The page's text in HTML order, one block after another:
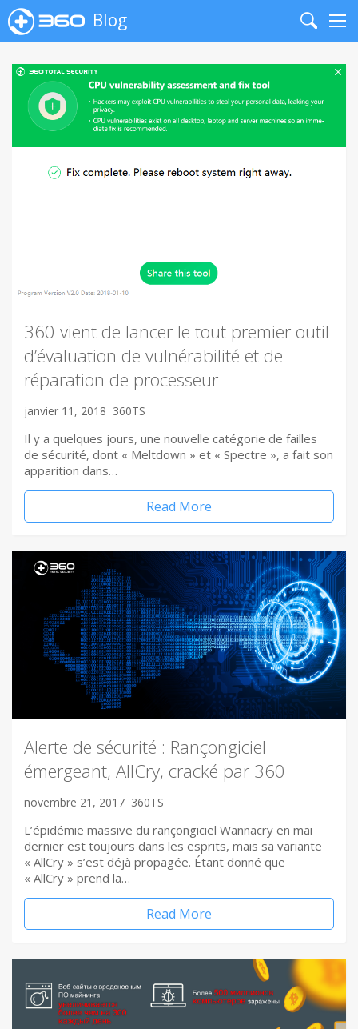
Blog
Search
360 vient de lancer le tout premier outil
d’évaluation de vulnérabilité et de
réparation de processeur
janvier 11, 2018 360TS
Il y a quelques jours, une nouvelle catégorie de failles
de sécurité, dont « Meltdown » et « Spectre », a fait son
apparition dans…
Read More
Alerte de sécurité : Rançongiciel
émergeant, AllCry, cracké par 360
novembre 21, 2017 360TS
L’épidémie massive du rançongiciel Wannacry en mai
dernier est toujours dans les esprits, mais sa variante
« AllCry » s’est déjà propagée. Étant donné que
« AllCry » prend la…
Read More